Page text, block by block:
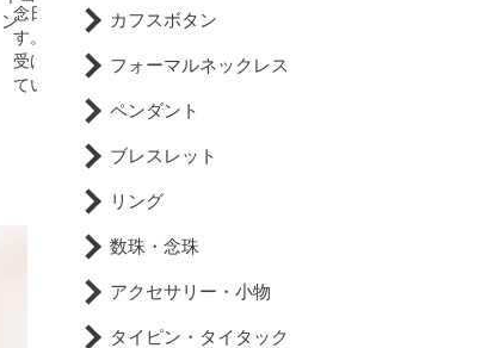
念日は真珠婚式といわれま
す。海の中で自然の恵みを
受けながらじっくりと育っ
ていく富・健康の象徴 ...
たものや自然に生まれた
カフスボタン
フォーマルネックレス
ペンダント
ブレスレット
リング
数珠・念珠
アクセサリー・小物
タイピン・タイタック